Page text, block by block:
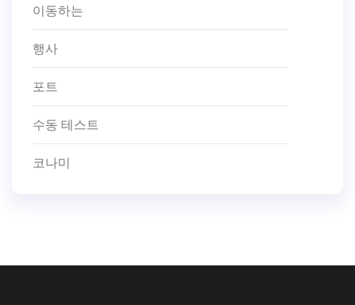
이동하는
행사
포트
수동 테스트
코나미